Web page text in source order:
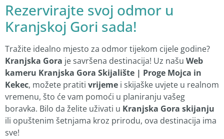
Rezervirajte svoj odmor u
Kranjskoj Gori sada!
Tražite idealno mjesto za odmor tijekom cijele godine?
Kranjska Gora je savršena destinacija! Uz našu Web
kameru Kranjska Gora Skijalište | Proge Mojca in
Kekec, možete pratiti vrijeme i skijaške uvjete u realnom
vremenu, što će vam pomoći u planiranju vašeg
boravka. Bilo da želite uživati u Kranjska Gora skijanju
ili opuštenim šetnjama kroz prirodu, ova destinacija ima
sve!